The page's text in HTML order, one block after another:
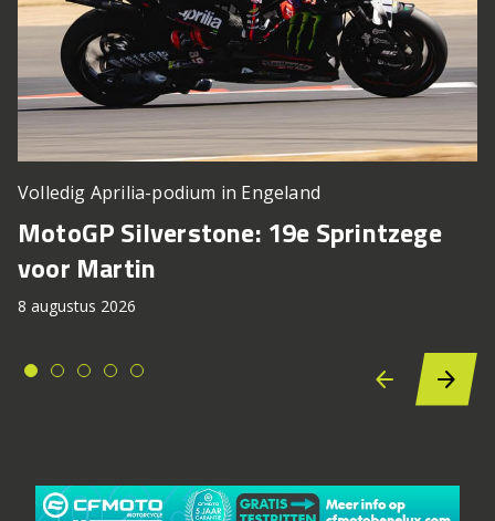
Volledig Aprilia-podium in Engeland
MotoGP Silverstone: 19e Sprintzege
voor Martin
8 augustus 2026